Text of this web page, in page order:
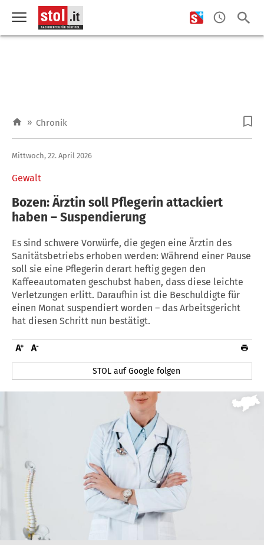
» Chronik
Gewalt
Mittwoch, 22. April 2026
Bozen: Ärztin soll Pflegerin attackiert
haben – Suspendierung
Es sind schwere Vorwürfe, die gegen eine Ärztin des
Sanitätsbetriebs erhoben werden: Während einer Pause
soll sie eine Pflegerin derart heftig gegen den
Kaffeeautomaten geschubst haben, dass diese leichte
Verletzungen erlitt. Daraufhin ist die Beschuldigte für
einen Monat suspendiert worden – das Arbeitsgericht
hat diesen Schritt nun bestätigt.
STOL auf Google folgen